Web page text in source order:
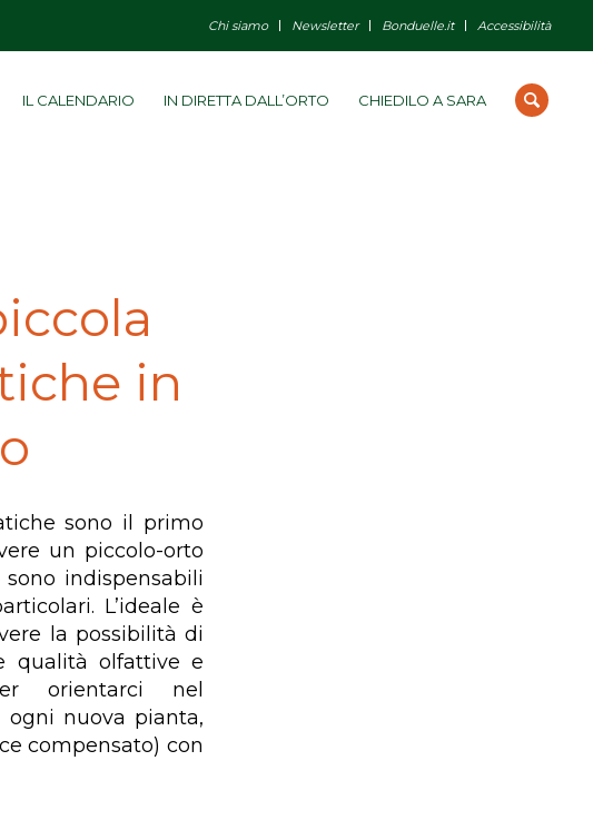
Chi siamo Newsletter Bonduelle.it Accessibilità
IL CALENDARIO IN DIRETTA DALL’ORTO CHIEDILO A SARA
in
sono il primo
un piccolo-orto
indispensabili
L’ideale è
la possibilità di
qualità olfattive e
orientarci nel
nuova pianta,
compensato) con